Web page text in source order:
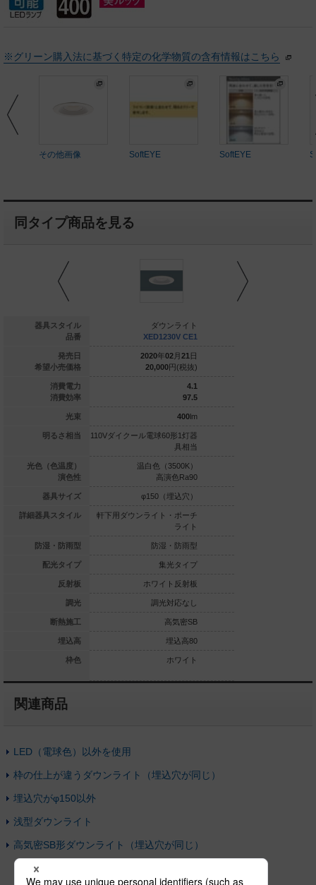
※グリーン購入法に基づく特定の化学物質の含有情報はこちら
その他画像 SoftEYE SoftEYE
同タイプ商品を見る
器具スタイル
品番
発売日
希望小売価格
消費電力
消費効率
光束
明るさ相当
光色（色温度）
演色性
器具サイズ
詳細器具スタイル
防湿・防雨型
配光タイプ
反射板
調光
断熱施工
埋込高
枠色
ダウンライト
円(税抜)
7.9
63.2
球80形1灯器
色（5000K）
（埋込穴）
イト・ポーチ
防湿・防雨型
集光タイプ
高気密SB
ダウンライト
XED1230V CE1
2020年02 月 21 日
20,000円(税抜)
4.1
97.5
400lm
110Vダイクール電球60形1灯器
具相当
温白色（3500K）
高演色Ra90
φ150（埋込穴）
軒下用ダウンライト・ポーチ
ライト
防湿・防雨型
集光タイプ
ホワイト反射板
調光対応なし
高気密SB
埋込高80
ホワイト
関連商品
LED（電球色）以外を使用
枠の仕上が違うダウンライト（埋込穴が同じ）
埋込穴がφ150以外
浅型ダウンライト
高気密SB形ダウンライト（埋込穴が同じ）